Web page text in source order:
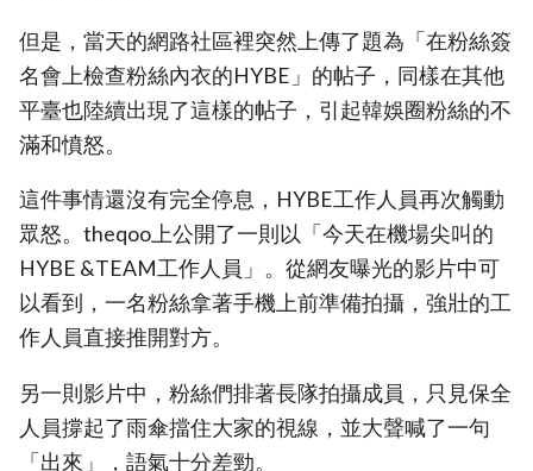
但是，當天的網路社區裡突然上傳了題為「在粉絲簽
名會上檢查粉絲內衣的HYBE」的帖子，同樣在其他
平臺也陸續出現了這樣的帖子，引起韓娛圈粉絲的不
滿和憤怒。
這件事情還沒有完全停息，HYBE工作人員再次觸動
眾怒。theqoo上公開了一則以「今天在機場尖叫的
HYBE &TEAM工作人員」。從網友曝光的影片中可
以看到，一名粉絲拿著手機上前準備拍攝，強壯的工
作人員直接推開對方。
另一則影片中，粉絲們排著長隊拍攝成員，只見保全
人員撐起了雨傘擋住大家的視線，並大聲喊了一句
「出來」，語氣十分差勁。